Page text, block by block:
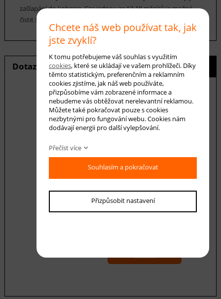
zašlapání do koberce. Cca jednou za 12-18 měsíců je možné
čistit šamponováním.
Dotaz na produkt Hlídání ceny
E-mail *
Váš dotaz
odeslat
Chcete náš web používat tak, jak
jste zvyklí?
K tomu potřebujeme váš souhlas s využitím
cookies, které se ukládají ve vašem prohlížeči. Díky
těmto statistickým, preferenčním a reklamním
cookies zjistíme, jak náš web používáte,
přizpůsobíme vám zobrazené informace a
nebudeme vás obtěžovat nerelevantní reklamou.
Můžete také pokračovat pouze s cookies
nezbytnými pro fungování webu. Cookies nám
dodávají energii pro další vylepšování.
Přečíst více
Souhlasím a pokračovat
Přizpůsobit nastavení